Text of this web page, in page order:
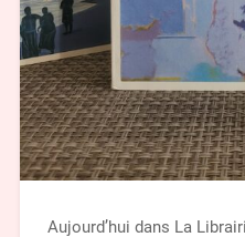
Aujourd’hui dans La